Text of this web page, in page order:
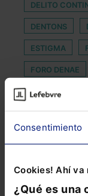
Consentimiento
Cookies! Ahí
¿Qué es una
DELITO
DENTONS
ESTIGMA
FORO DENAE
MATRIMONIO
MUTUAS